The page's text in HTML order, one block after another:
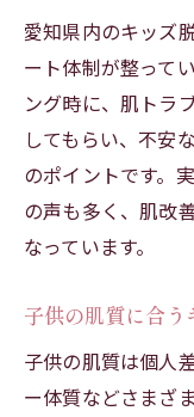
愛知県内のキッズ
ート体制が整って
ング時に、肌トラ
してもらい、不安
のポイントです。
の声も多く、肌改
なっています。
子供の肌質に合
子供の肌質は個人
ー体質などさまざ